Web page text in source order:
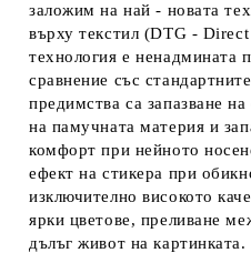
заложим на най - новата
върху текстил (DTG -
технология е ненадмината
сравнение със
предимства са запазване
на памучната материя и
комфорт при нейното
ефект на стикера при
изключително високото
ярки цветове, преливане
дълъг живот на картинката.